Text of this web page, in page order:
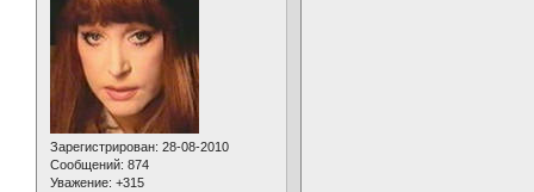
Зарегистрирован: 28-08-2010
Сообщений: 874
Уважение: +315